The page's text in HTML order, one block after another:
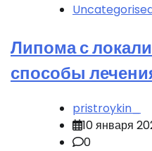
Липома с
способы
pristroykin_
10 января
0